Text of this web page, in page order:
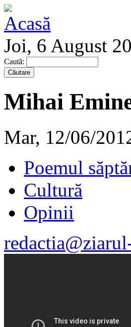
Joi, 6 August
Caută:
Mihai
Mar, 12/06/
Poemul
Cultură
Opinii